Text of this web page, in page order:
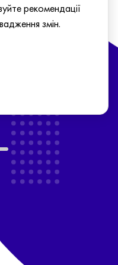
рекомендації
змін.